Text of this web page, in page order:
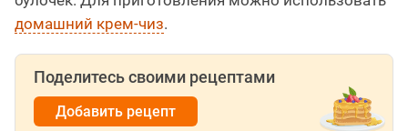
домашний крем-чиз.
Поделитесь своими рецептами
Добавить рецепт